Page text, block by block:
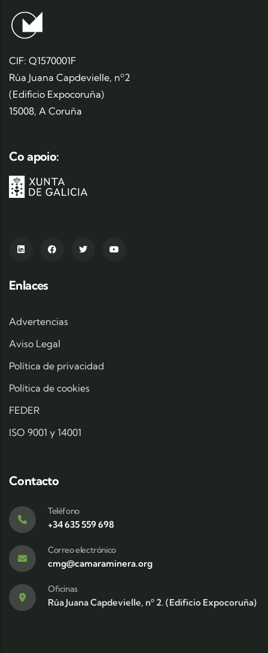
CIF: Q1570001F
Rúa Juana Capdevielle, nº2
(Edificio Expocoruña)
15008, A Coruña
Co apoio:
Enlaces
Advertencias
Aviso Legal
Política de privacidad
Política de cookies
FEDER
ISO 9001 y 14001
Contacto
Teléfono
+34 635 559 698
Correo electrónico
cmg@camaraminera.org
Oficinas
Rúa Juana Capdevielle, nº 2. (Edificio Expocoruña)